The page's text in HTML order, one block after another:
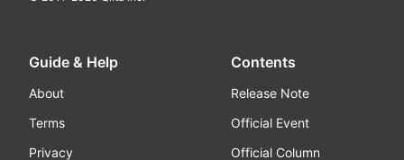
Guide & Help
About
Terms
Privacy
Contents
Release Note
Official Event
Official Column